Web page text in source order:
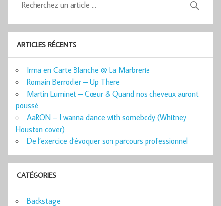
ARTICLES RÉCENTS
Irma en Carte Blanche @ La Marbrerie
Romain Berrodier – Up There
Martin Luminet – Cœur & Quand nos cheveux auront
poussé
AaRON – I wanna dance with somebody (Whitney
Houston cover)
De l’exercice d’évoquer son parcours professionnel
CATÉGORIES
Backstage